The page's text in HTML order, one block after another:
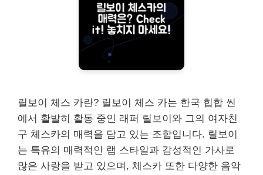
릴보이 체스 카란? 릴보이 체스 카는 한국 힙합 씬
에서 활발히 활동 중인 래퍼 릴보이와 그의 여자친
구 체스카의 매력을 담고 있는 조합입니다. 릴보이
는 특유의 매력적인 랩 스타일과 감성적인 가사로
많은 사랑을 받고 있으며, 체스카 또한 다양한 음악